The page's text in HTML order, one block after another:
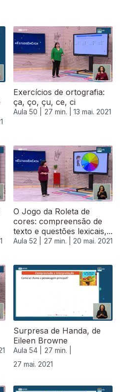
Exercícios de ortografia:
ça, ço, çu, ce, ci
Aula 50 | 27 min. | 13 mai. 2021
O Jogo da Roleta de
cores: compreensão de
texto e questões lexicais,...
Aula 52 | 27 min. | 20 mai. 2021
Surpresa de Handa, de
Eileen Browne
Aula 54 |
27 min. |
27 mai. 2021